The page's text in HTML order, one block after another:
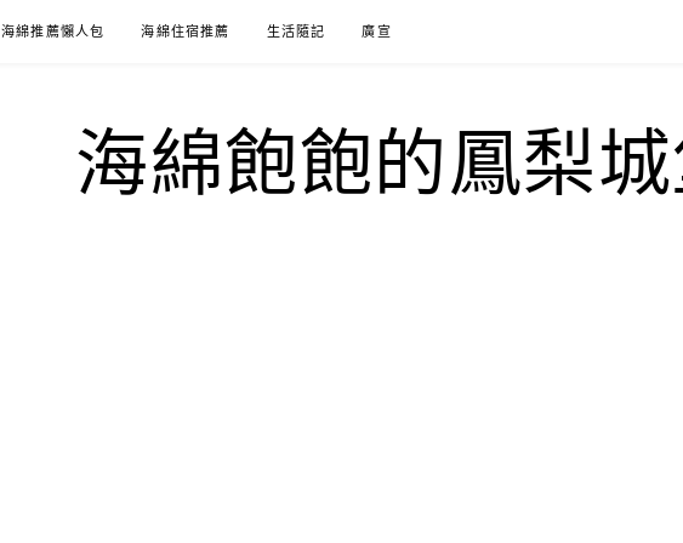
海綿推薦懶人包 海綿住宿推薦 生活隨記 廣宣
海綿飽飽的鳳梨